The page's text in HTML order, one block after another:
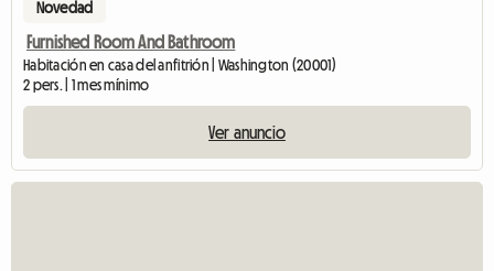
Novedad
Furnished Room And Bathroom
Habitación en casa del anfitrión | Washington (20001)
2 pers. | 1 mes mínimo
Ver anuncio